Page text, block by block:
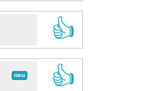
👍
neu
👍